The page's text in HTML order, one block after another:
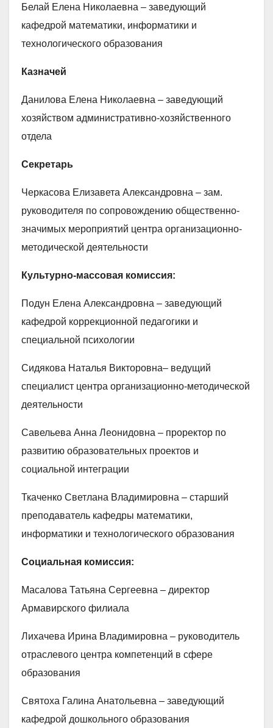
Белай Елена Николаевна – заведующий
кафедрой математики, информатики и
технологического образования
Казначей
Данилова Елена Николаевна – заведующий
хозяйством административно-хозяйственного
отдела
Секретарь
Черкасова Елизавета Александровна – зам.
руководителя по сопровождению общественно-
значимых мероприятий центра организационно-
методической деятельности
Культурно-массовая комиссия:
Подун Елена Александровна – заведующий
кафедрой коррекционной педагогики и
специальной психологии
Сидякова Наталья Викторовна– ведущий
специалист центра организационно-методической
деятельности
Савельева Анна Леонидовна – проректор по
развитию образовательных проектов и
социальной интеграции
Ткаченко Светлана Владимировна – старший
преподаватель кафедры математики,
информатики и технологического образования
Социальная комиссия:
Масалова Татьяна Сергеевна – директор
Армавирского филиала
Лихачева Ирина Владимировна – руководитель
отраслевого центра компетенций в сфере
образования
Святоха Галина Анатольевна – заведующий
кафедрой дошкольного образования